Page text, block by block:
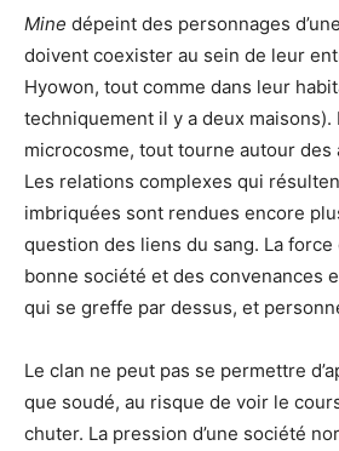
Mine dépeint des personnages
doivent coexister au sein de leur
Hyowon, tout comme dans leur
techniquement il y a deux maisons).
microcosme, tout tourne autour des
Les relations complexes qui
imbriquées sont rendues encore
question des liens du sang. La
bonne société et des convenances
qui se greffe par dessus, et
Le clan ne peut pas se permettre
que soudé, au risque de voir le
chuter. La pression d’une société